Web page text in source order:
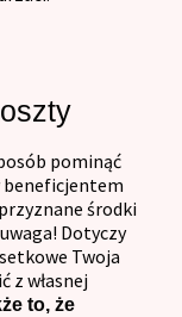
pominąć
beneficjentem
środki
Dotyczy
Twoja
z własnej
to, że